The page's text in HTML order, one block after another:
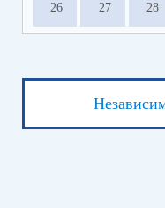
26 27 28